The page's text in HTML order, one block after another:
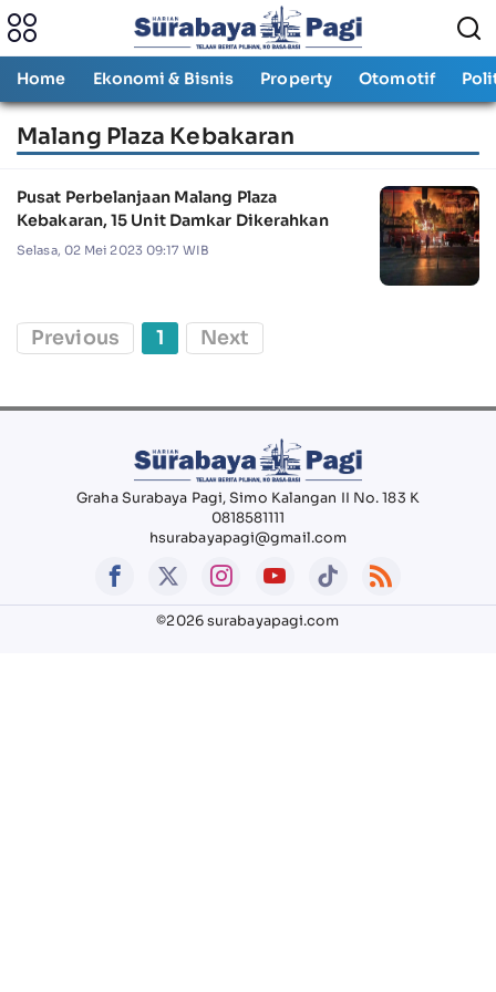
Home Ekonomi & Bisnis Property Otomotif
Malang Plaza Kebakaran
Pusat Perbelanjaan Malang Plaza
Kebakaran, 15 Unit Damkar Dikerahkan
Selasa, 02 Mei 2023 09:17 WIB
Previous 1 Next
Graha Surabaya Pagi, Simo Kalangan II No. 183 K
0818581111
hsurabayapagi@gmail.com
©2026 surabayapagi.com